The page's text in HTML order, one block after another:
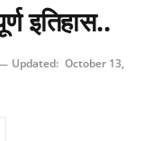
इतिहास..
Updated: October 13,